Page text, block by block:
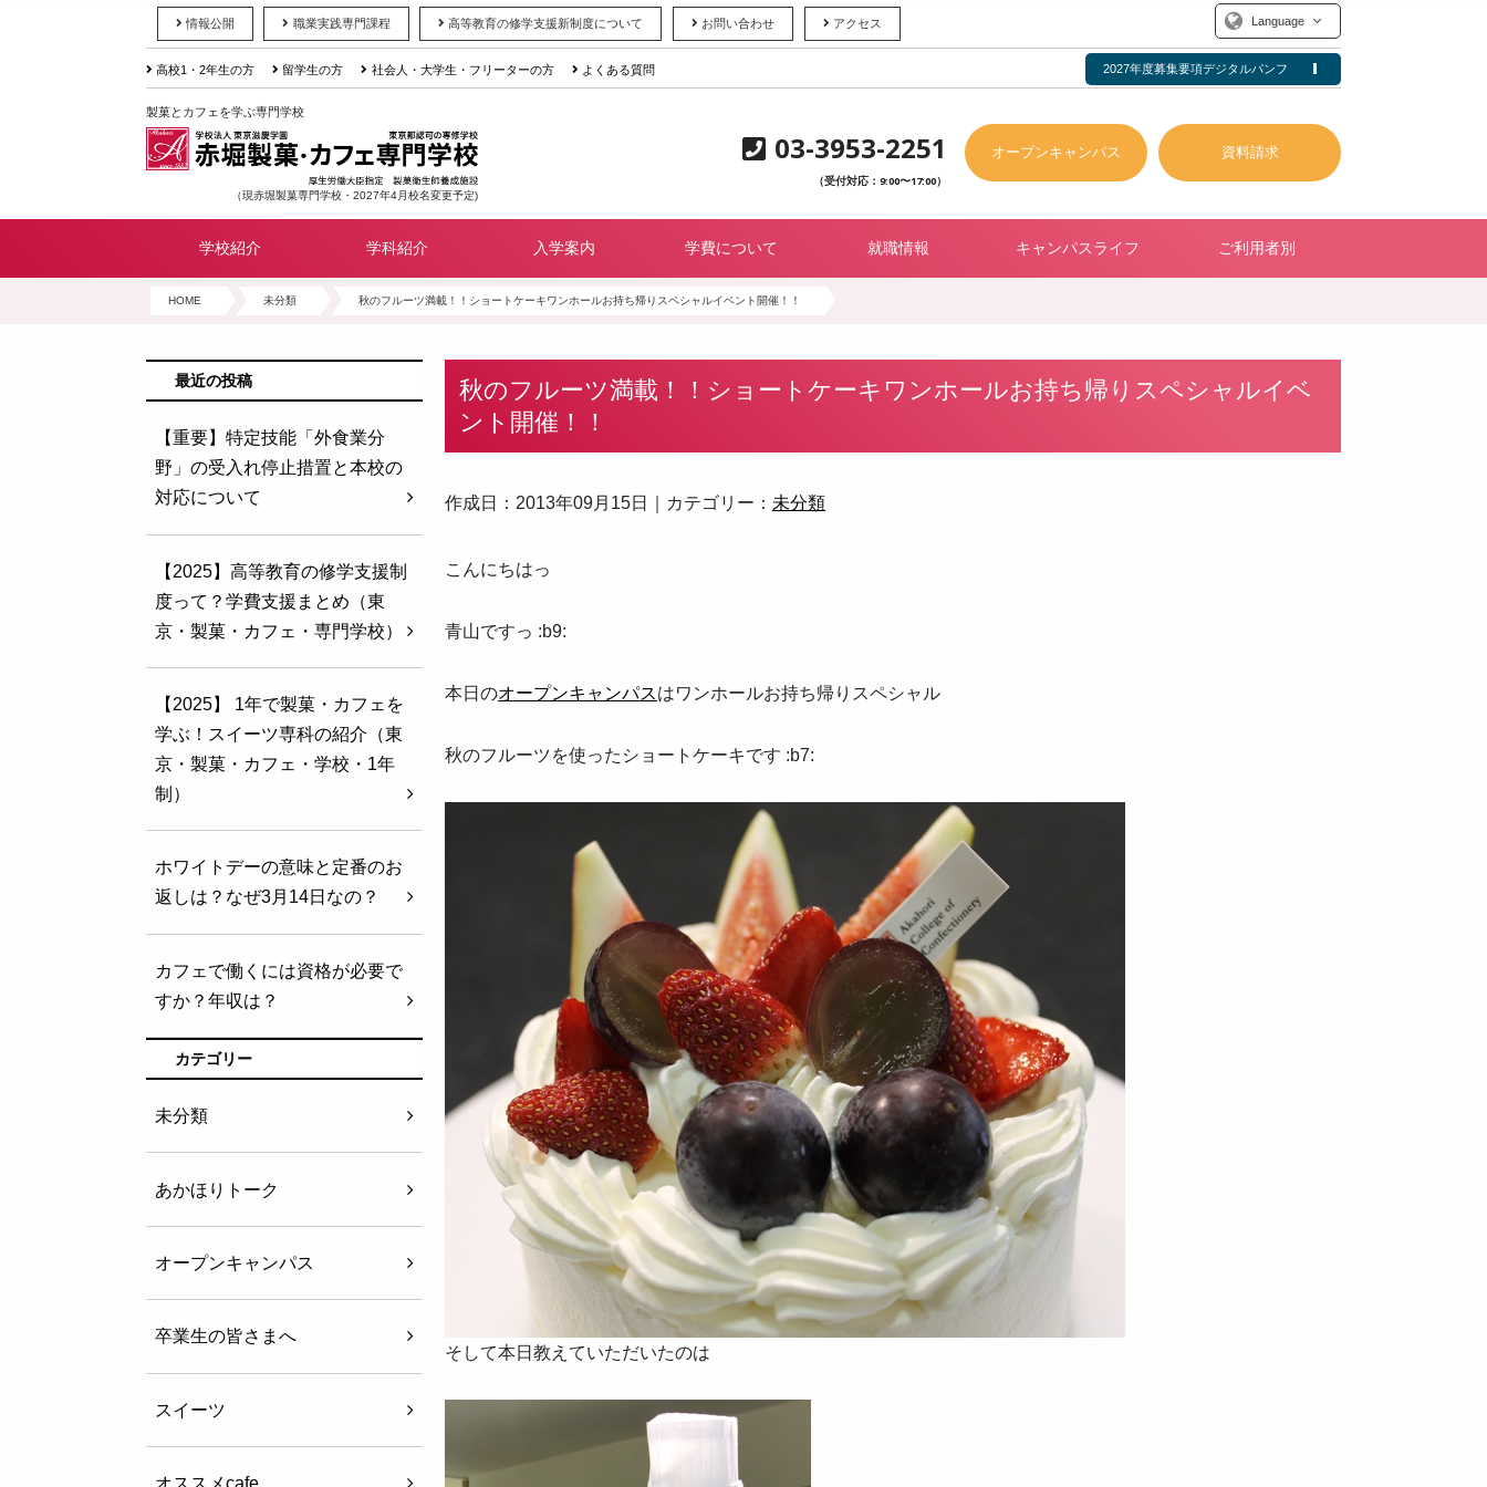
情報公開 職業実践専門課程 高等教育の修学支援新制度について お問い合わせ アクセス Language
高校1・2年生の方 留学生の方 社会人・大学生・フリーターの方 よくある質問 2027年度募集要項デジタルパンフ
製菓とカフェを学ぶ専門学校
（現赤堀製菓専門学校・2027年4月校名変更予定)
03-3953-2251
（受付対応：9:00〜17:00）
オープンキャンパス 資料請求
学校紹介 学科紹介 入学案内 学費について 就職情報 キャンパスライフ ご利用者別
HOME 未分類 秋のフルーツ満載！！ショートケーキワンホールお持ち帰りスペシャルイベント開催！！
秋のフルーツ満載！！ショートケーキワンホールお持ち帰りスペシャルイベ
ント開催！！
作成日：2013年09月15日｜カテゴリー： 未分類
こんにちはっ
青山ですっ :b9:
本日のオープンキャンパスはワンホールお持ち帰りスペシャル
秋のフルーツを使ったショートケーキです :b7:
そして本日教えていただいたのは
最近の投稿
【重要】特定技能「外食業分
野」の受入れ停止措置と本校の
対応について
【2025】高等教育の修学支援制
度って？学費支援まとめ（東
京・製菓・カフェ・専門学校）
【2025】 1年で製菓・カフェを
学ぶ！スイーツ専科の紹介（東
京・製菓・カフェ・学校・1年
制）
ホワイトデーの意味と定番のお
返しは？なぜ3月14日なの？
カフェで働くには資格が必要で
すか？年収は？
カテゴリー
未分類
あかほりトーク
オープンキャンパス
卒業生の皆さまへ
スイーツ